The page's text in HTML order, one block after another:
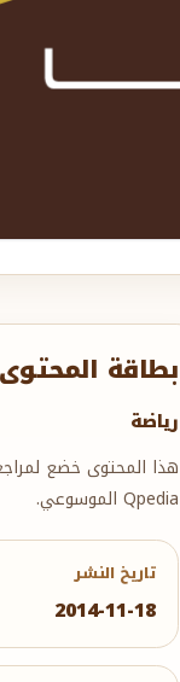
بطاقة المحتوى
رياضة
هذا المحتوى خضع
Qpedia الموسوعي.
تاريخ النشر
2014-11-18